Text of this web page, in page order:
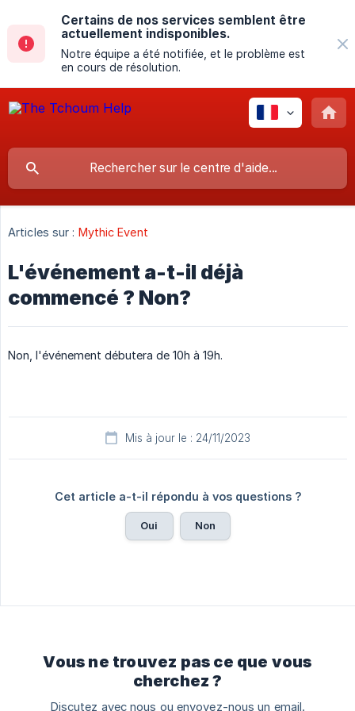
Certains de nos services semblent être
actuellement indisponibles.
Notre équipe a été notifiée, et le problème est
en cours de résolution.
Articles sur : Mythic Event
L'événement a-t-il déjà
commencé ? Non?
Non, l'événement débutera de 10h à 19h.
Mis à jour le : 24/11/2023
Cet article a-t-il répondu à vos questions ?
Oui Non
Vous ne trouvez pas ce que vous
cherchez ?
Discutez avec nous ou envoyez-nous un email.